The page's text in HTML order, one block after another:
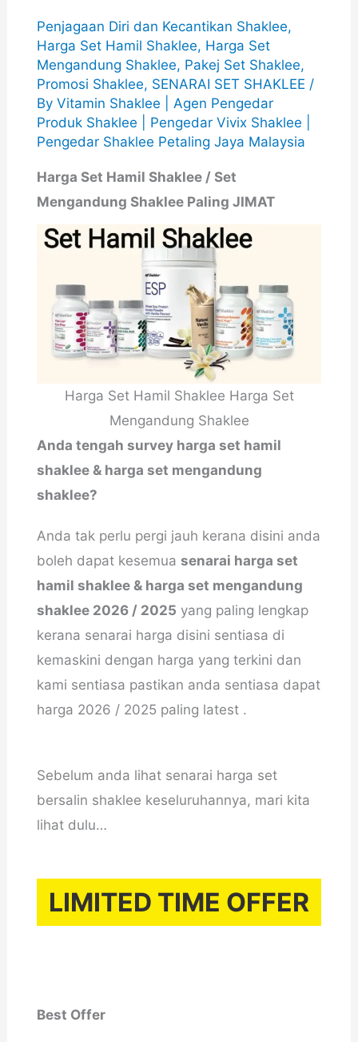
Penjagaan Diri dan Kecantikan Shaklee,
Harga Set Hamil Shaklee, Harga Set
Mengandung Shaklee, Pakej Set Shaklee,
Promosi Shaklee, SENARAI SET SHAKLEE /
By Vitamin Shaklee | Agen Pengedar
Produk Shaklee | Pengedar Vivix Shaklee |
Pengedar Shaklee Petaling Jaya Malaysia
Harga Set Hamil Shaklee / Set
Mengandung Shaklee Paling JIMAT
Harga Set Hamil Shaklee Harga Set
Mengandung Shaklee
Anda tengah survey harga set hamil
shaklee & harga set mengandung
shaklee?
Anda tak perlu pergi jauh kerana disini anda
boleh dapat kesemua senarai harga set
hamil shaklee & harga set mengandung
shaklee 2026 / 2025 yang paling lengkap
kerana senarai harga disini sentiasa di
kemaskini dengan harga yang terkini dan
kami sentiasa pastikan anda sentiasa dapat
harga 2026 / 2025 paling latest .
Sebelum anda lihat senarai harga set
bersalin shaklee keseluruhannya, mari kita
lihat dulu…
LIMITED TIME OFFER
Best Offer